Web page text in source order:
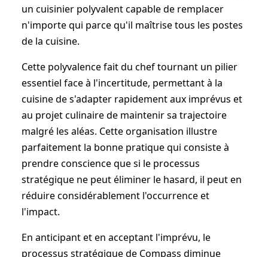
un cuisinier polyvalent capable de remplacer
n'importe qui parce qu'il maîtrise tous les postes
de la cuisine.
Cette polyvalence fait du chef tournant un pilier
essentiel face à l'incertitude, permettant à la
cuisine de s'adapter rapidement aux imprévus et
au projet culinaire de maintenir sa trajectoire
malgré les aléas. Cette organisation illustre
parfaitement la bonne pratique qui consiste à
prendre conscience que si le processus
stratégique ne peut éliminer le hasard, il peut en
réduire considérablement l'occurrence et
l'impact.
En anticipant et en acceptant l'imprévu, le
processus stratégique de Compass diminue